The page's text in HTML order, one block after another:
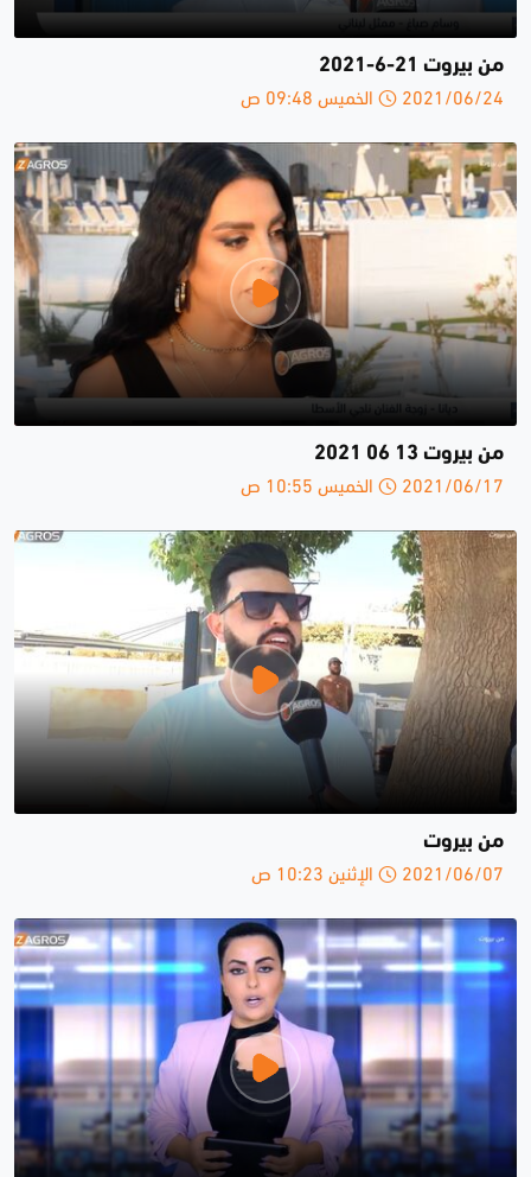
من بيروت 21-6-2021
2021/06/24 الخميس 09:48 ص
من بيروت 13 06 2021
2021/06/17 الخميس 10:55 ص
من بيروت
2021/06/07 الإثنين 10:23 ص